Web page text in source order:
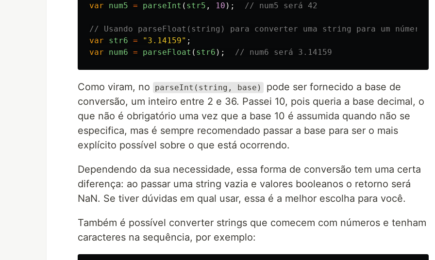
var
num5 = parseInt ( str5 , 10 ); // num5 será 42
// Usando parseFloat(string) para converter uma string para um número
var
str6 = " 3.14159" ;
var
num6 = parseFloat ( str6 ); // num6 será 3.14159
Como viram, no parseInt(string, base)
pode ser fornecido a base de
conversão, um inteiro entre 2 e 36. Passei 10, pois queria a base decimal, o
que não é obrigatório uma vez que a base 10 é assumida quando não se
especifica, mas é sempre recomendado passar a base para ser o mais
explícito possível sobre o que está ocorrendo.
Dependendo da sua necessidade, essa forma de conversão tem uma certa
diferença: ao passar uma string vazia e valores booleanos o retorno será
NaN. Se tiver dúvidas em qual usar, essa é a melhor escolha para você.
Também é possível converter strings que comecem com números e tenham
caracteres na sequência, por exemplo: